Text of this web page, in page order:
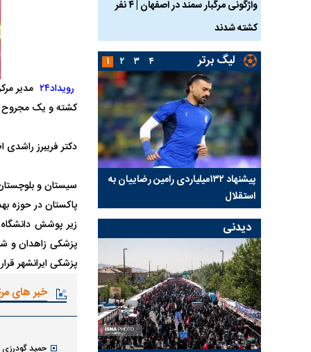
رویداد۲۴
کشته و یک مجروح
دکتر فریبرز راشدی
پاکستان در حوزه
زیر پوشش
پزشکی زاهدان و
پزشکی ایرانشهر
خبر های
حمید
واژگونی مرگبار سمند در اصفهان | ۴ نفر
کشته شدند
عکس| ماجرای کشف
توسط حیوانات خورده
لیگ برتر
پیشنهاد ۱۳۲میلیاردی رامین رضاییان به
استقلال
بازگشت اندونگ به
هافبک گابنی در
۱ ۲ ۳ ۴
دیدنی